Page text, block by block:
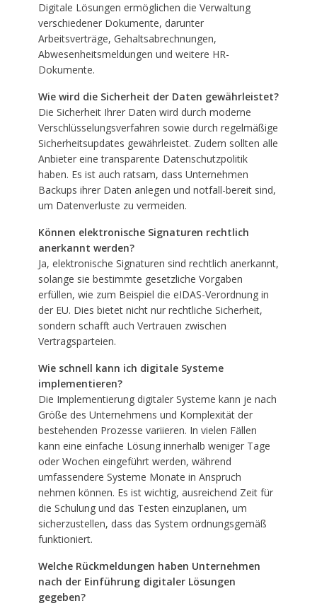
Digitale Lösungen ermöglichen die Verwaltung
verschiedener Dokumente, darunter
Arbeitsverträge, Gehaltsabrechnungen,
Abwesenheitsmeldungen und weitere HR-
Dokumente.
Wie wird die Sicherheit der Daten gewährleistet?
Die Sicherheit Ihrer Daten wird durch moderne
Verschlüsselungsverfahren sowie durch regelmäßige
Sicherheitsupdates gewährleistet. Zudem sollten alle
Anbieter eine transparente Datenschutzpolitik
haben. Es ist auch ratsam, dass Unternehmen
Backups ihrer Daten anlegen und notfall-bereit sind,
um Datenverluste zu vermeiden.
Können elektronische Signaturen rechtlich
anerkannt werden?
Ja, elektronische Signaturen sind rechtlich anerkannt,
solange sie bestimmte gesetzliche Vorgaben
erfüllen, wie zum Beispiel die eIDAS-Verordnung in
der EU. Dies bietet nicht nur rechtliche Sicherheit,
sondern schafft auch Vertrauen zwischen
Vertragsparteien.
Wie schnell kann ich digitale Systeme
implementieren?
Die Implementierung digitaler Systeme kann je nach
Größe des Unternehmens und Komplexität der
bestehenden Prozesse variieren. In vielen Fällen
kann eine einfache Lösung innerhalb weniger Tage
oder Wochen eingeführt werden, während
umfassendere Systeme Monate in Anspruch
nehmen können. Es ist wichtig, ausreichend Zeit für
die Schulung und das Testen einzuplanen, um
sicherzustellen, dass das System ordnungsgemäß
funktioniert.
Welche Rückmeldungen haben Unternehmen
nach der Einführung digitaler Lösungen
gegeben?